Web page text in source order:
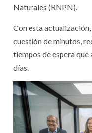
Naturales (RNPN).
Con esta
cuestión de minutos,
tiempos de espera que
días.